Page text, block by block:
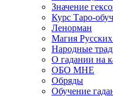
Значение
Курс Таро-
Ленорман
Магия
Народные
О гадании на
ОБО МНЕ
Обряды
Обучение